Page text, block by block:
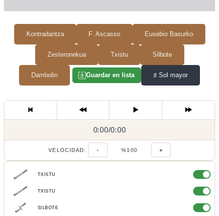
Kontradantza F. Ascasso Eusebio Basurko
Zesteronekua Txistu Silbote
Dambolin Guardar en lista ♯ Sol mayor
0:00/
0:00/0:00
VELOCIDAD: - %100 +
TXISTU
TXISTU
SILBOTE